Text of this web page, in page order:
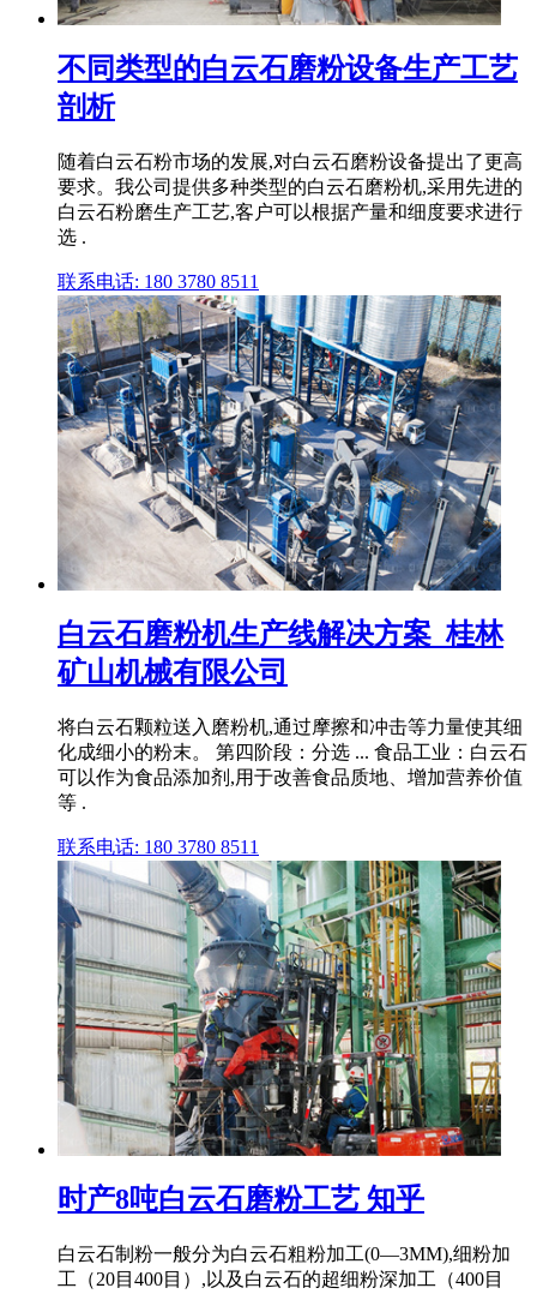
不同类型的白云石磨粉设备生产工艺
剖析
随着白云石粉市场的发展,对白云石磨粉设备提出了更高
要求。我公司提供多种类型的白云石磨粉机,采用先进的
白云石粉磨生产工艺,客户可以根据产量和细度要求进行
选 .
联系电话: 180 3780 8511
白云石磨粉机生产线解决方案_桂林
矿山机械有限公司
将白云石颗粒送入磨粉机,通过摩擦和冲击等力量使其细
化成细小的粉末。 第四阶段：分选 ... 食品工业：白云石
可以作为食品添加剂,用于改善食品质地、增加营养价值
等 .
联系电话: 180 3780 8511
时产8吨白云石磨粉工艺 知乎
白云石制粉一般分为白云石粗粉加工(0―3MM),细粉加
工（20目400目）,以及白云石的超细粉深加工（400目